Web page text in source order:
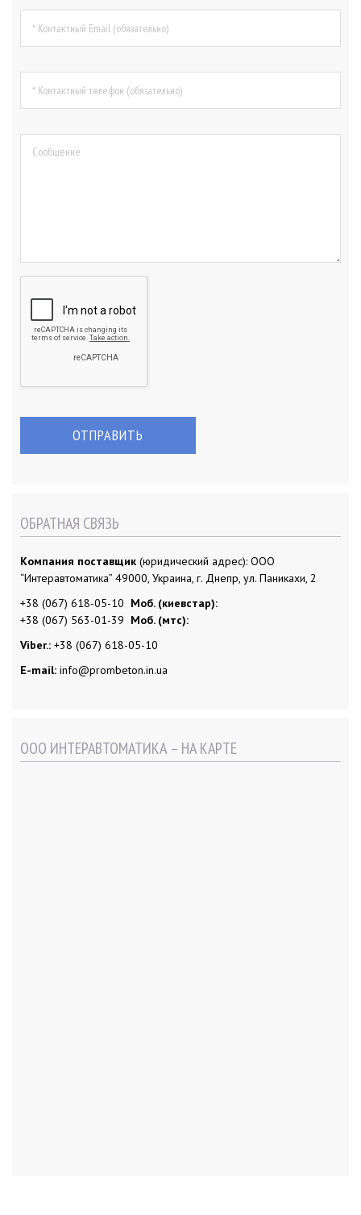
ОБРАТНАЯ СВЯЗЬ
Компания поставщик (юридический адрес): ООО
“Интеравтоматика” 49000, Украина, г. Днепр, ул. Паникахи, 2
+38 (067) 618-05-10 Моб. (киевстар):
+38 (067) 563-01-39 Моб. (мтс):
Viber.: +38 (067) 618-05-10
E-mail: info@prombeton.in.ua
ООО ИНТЕРАВТОМАТИКА – НА КАРТЕ